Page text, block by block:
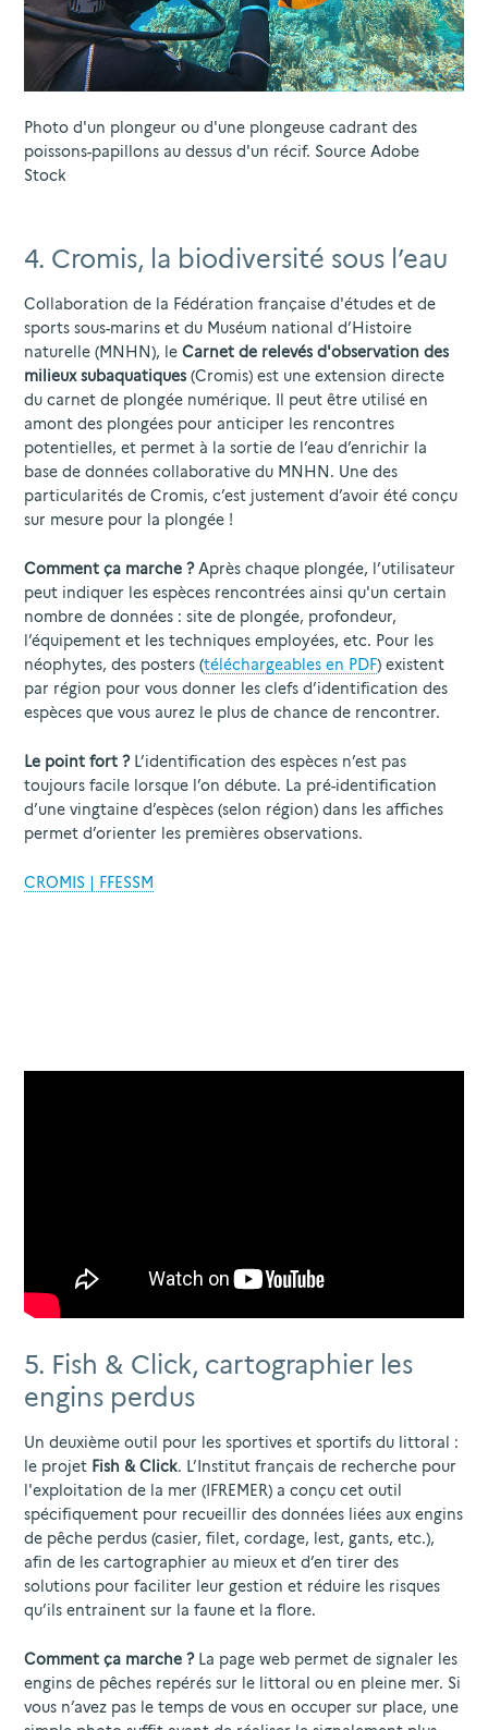
Photo d'un plongeur ou d'une plongeuse cadrant des
poissons-papillons au dessus d'un récif. Source Adobe
Stock
4. Cromis, la biodiversité sous l’eau
Collaboration de la Fédération française d'études et de
sports sous-marins et du Muséum national d’Histoire
naturelle (MNHN), le Carnet de relevés d'observation des
milieux subaquatiques (Cromis) est une extension directe
du carnet de plongée numérique. Il peut être utilisé en
amont des plongées pour anticiper les rencontres
potentielles, et permet à la sortie de l’eau d’enrichir la
base de données collaborative du MNHN. Une des
particularités de Cromis, c’est justement d’avoir été conçu
sur mesure pour la plongée !
Comment ça marche ?Après chaque plongée, l’utilisateur
peut indiquer les espèces rencontrées ainsi qu'un certain
nombre de données : site de plongée, profondeur,
l’équipement et les techniques employées, etc. Pour les
néophytes, des posters (téléchargeables en PDF) existent
par région pour vous donner les clefs d’identification des
espèces que vous aurez le plus de chance de rencontrer.
Le point fort ?L’identification des espèces n’est pas
toujours facile lorsque l’on débute. La pré-identification
d’une vingtaine d’espèces (selon région) dans les affiches
permet d’orienter les premières observations.
CROMIS | FFESSM
5. Fish & Click, cartographier les
engins perdus
Un deuxième outil pour les sportives et sportifs du littoral :
le projet Fish & Click. L’Institut français de recherche pour
l'exploitation de la mer (IFREMER) a conçu cet outil
spécifiquement pour recueillir des données liées aux engins
de pêche perdus (casier, filet, cordage, lest, gants, etc.),
afin de les cartographier au mieux et d’en tirer des
solutions pour faciliter leur gestion et réduire les risques
qu’ils entrainent sur la faune et la flore.
Comment ça marche ? La page web permet de signaler les
engins de pêches repérés sur le littoral ou en pleine mer. Si
vous n’avez pas le temps de vous en occuper sur place, une